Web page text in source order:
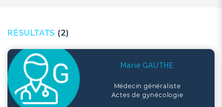
RÉSULTATS (2)
Marie GAUTHE
Médecin généraliste
Actes de gynécologie